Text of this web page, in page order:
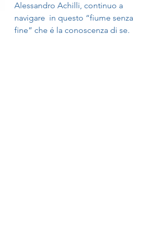
Alessandro Achilli, continuo a
navigare  in questo “fiume senza
fine” che é la conoscenza di se.